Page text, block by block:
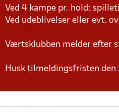
Ved 4 kampe pr. hold:
Ved udeblivelser eller evt.
Værtsklubben melder efter
Husk tilmeldingsfristen